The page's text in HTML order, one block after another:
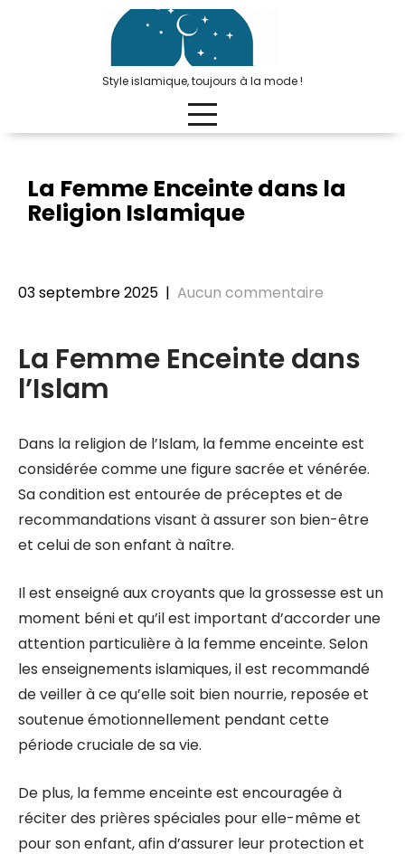
Style islamique, toujours à la mode !
La Femme Enceinte dans la
Religion Islamique
03 septembre 2025 | Aucun commentaire
La Femme Enceinte dans
l’Islam
Dans la religion de l’Islam, la femme enceinte est
considérée comme une figure sacrée et vénérée.
Sa condition est entourée de préceptes et de
recommandations visant à assurer son bien-être
et celui de son enfant à naître.
Il est enseigné aux croyants que la grossesse est un
moment béni et qu’il est important d’accorder une
attention particulière à la femme enceinte. Selon
les enseignements islamiques, il est recommandé
de veiller à ce qu’elle soit bien nourrie, reposée et
soutenue émotionnellement pendant cette
période cruciale de sa vie.
De plus, la femme enceinte est encouragée à
réciter des prières spéciales pour elle-même et
pour son enfant, afin d’assurer leur protection et